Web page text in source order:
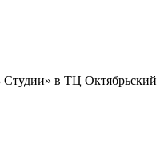
в ТЦ Октябрьский